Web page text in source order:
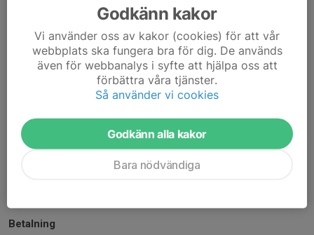
Junior: 300 kr / termin.
Senior: 600 kr / termin.
Senior tävlande: 900 kr / termin.
Klubben löser licens för tävlande senior.
Motionspingis: 20 kr per tillfälle.
Medlemsavgift behöver lösas först.
Anmälningsavgifter till tävlingar och läger är till
självkostnadspris. Matchställ och annat material köps rabatterat
på vår webbshop som ni hittar här på hemsidan. Har du löst en
Betalning
Godkänn kakor
Vi använder oss av kakor (cookies) för att vår
webbplats ska fungera bra för dig. De används
även för webbanalys i syfte att hjälpa oss att
förbättra våra tjänster.
Så använder vi cookies
Godkänn alla kakor
Bara nödvändiga